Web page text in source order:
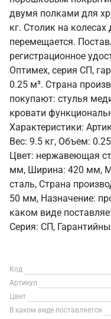
двумя полками для
кг. Столик на
перемещается.
регистрационное
Оптимех, серия СП,
0.25 м³. Страна
покупают: стулья
кровати
Характеристики:
Вес: 9.5 кг, Объем:
Цвет: нержавеющая
мм, Ширина: 420 мм,
сталь, Страна
50 мм, Назначение:
каком виде
Серия: СП,
Код
Артикул
Цвет
В каком виде поставляется